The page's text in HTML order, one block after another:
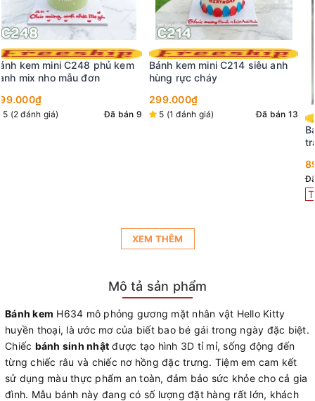
XEM THÊM
Mô tả sản phẩm
Bánh kem H634 mô phỏng gương mặt nhân vật Hello Kitty
huyền thoại, là ước mơ của biết bao bé gái trong ngày đặc biệt.
Chiếc bánh sinh nhật được tạo hình 3D tỉ mỉ, sống động đến
từng chiếc râu và chiếc nơ hồng đặc trưng. Tiệm em cam kết
sử dụng màu thực phẩm an toàn, đảm bảo sức khỏe cho cả gia
đình. Mẫu bánh này đang có số lượng đặt hàng rất lớn, khách